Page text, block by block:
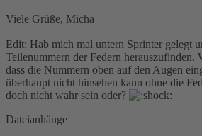
Viele Grüße, Micha
Edit: Hab mich mal untern Sprinter gelegt
Teilenummern der Federn herauszufinden.
dass die Nummern oben auf den Augen
überhaupt nicht hinsehen kann ohne die
doch nicht wahr sein oder?
Dateianhänge